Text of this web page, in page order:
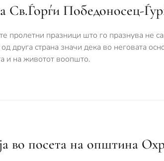
Св.Ѓорѓи Победоносец-
пролетни празници што го празнува не
друга страна значи дека во неговата
и на животот воопшто.
во посета на општина